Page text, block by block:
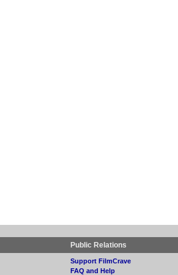
Public Relations
Support FilmCrave
FAQ and Help